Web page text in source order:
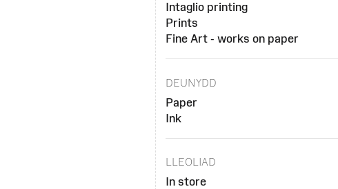
Intaglio printing
Prints
Fine Art - works on paper
DEUNYDD
Paper
Ink
LLEOLIAD
In store